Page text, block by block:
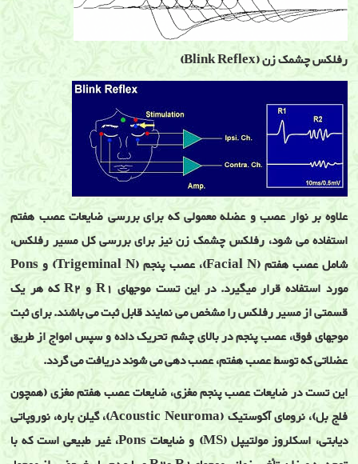
رفلکس چشمک زن (Blink Reflex)
علاوه بر نوار عصب و عضله معمولی که برای بررسی ضایعات عصب هفتم
استفاده می شود، رفلکس چشمک زن نیز برای بررسی کل مسیر رفلکس،
شامل عصب هفتم (Facial N)، عصب پنجم (Trigeminal N) و Pons
مورد استفاده قرار میگیرد. در این تست موجهای R1 و R2 که هر یک
قسمتی از مسیر رفلکس را مشخص می نمایند قابل ثبت می باشند. برای ثبت
موجهای فوق، عصب پنجم در بالای چشم تحریک داده و سپس امواج از طریق
عضلاتی که توسط عصب هفتم، عصب دهی می شوند دریافت می گردد.
این تست در ضایعات عصب پنجم مغزی، ضایعات عصب هفتم مغزی (همچون
فلج بل)، نرومای آکوستیک (Acoustic Neuroma)، گیلن باره، نوروپاتی
دیابتی، اسکلروز مولتیپل (MS) و ضایعات Pons، غیر طبیعی است که با